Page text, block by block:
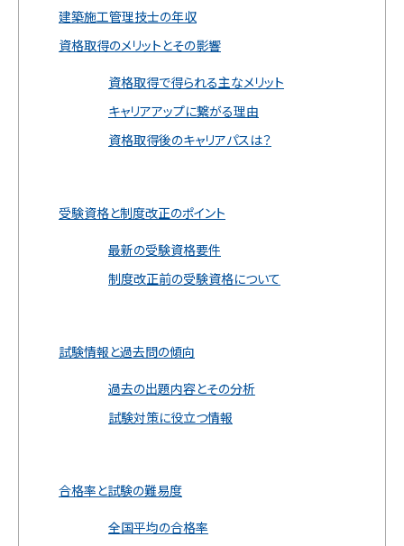
建築施工管理技士の年収
資格取得のメリットとその影響
資格取得で得られる主なメリット
キャリアアップに繋がる理由
資格取得後のキャリアパスは？
受験資格と制度改正のポイント
最新の受験資格要件
制度改正前の受験資格について
試験情報と過去問の傾向
過去の出題内容とその分析
試験対策に役立つ情報
合格率と試験の難易度
全国平均の合格率